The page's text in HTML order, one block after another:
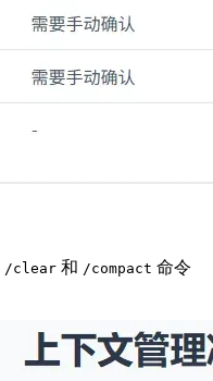
/clear 和 /compact 命令